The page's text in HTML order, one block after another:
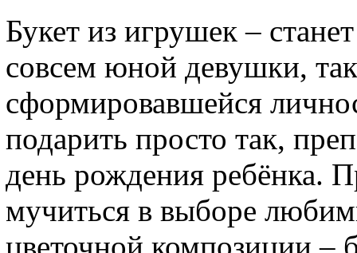
Букет из игрушек –
совсем юной девушки,
сформировавшейся
подарить просто так,
день рождения ребёнка.
мучиться в выборе
цветочной композиции –